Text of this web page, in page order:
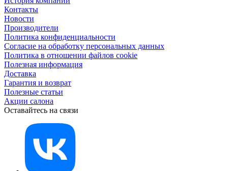
Контакты
Новости
Производители
Политика конфиденциальности
Согласие на обработку персональных данных
Политика в отношении файлов cookie
Полезная информация
Доставка
Гарантия и возврат
Полезные статьи
Акции салона
Оставайтесь на связи